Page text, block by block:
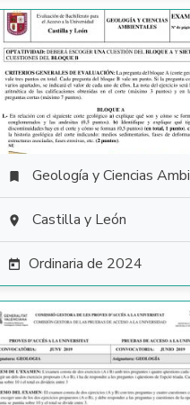
 Geología y Ciencias Ambientales
 Castilla y León
 Ordinaria de 2024